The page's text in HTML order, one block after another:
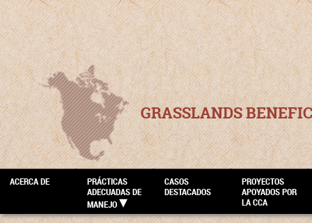
GRASSLANDS
ACERCA DE
PRÁCTICAS
ADECUADAS DE
MANEJO
CASOS
DESTACADOS
PROYECTOS
APOYADOS POR
LA CCA